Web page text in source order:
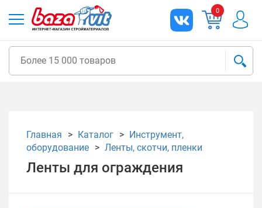
0
Главная Каталог
Инструмент,
оборудование
Ленты, скотчи, пленки
Ленты для ограждения